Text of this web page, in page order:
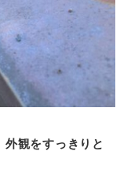
外観をすっきりと